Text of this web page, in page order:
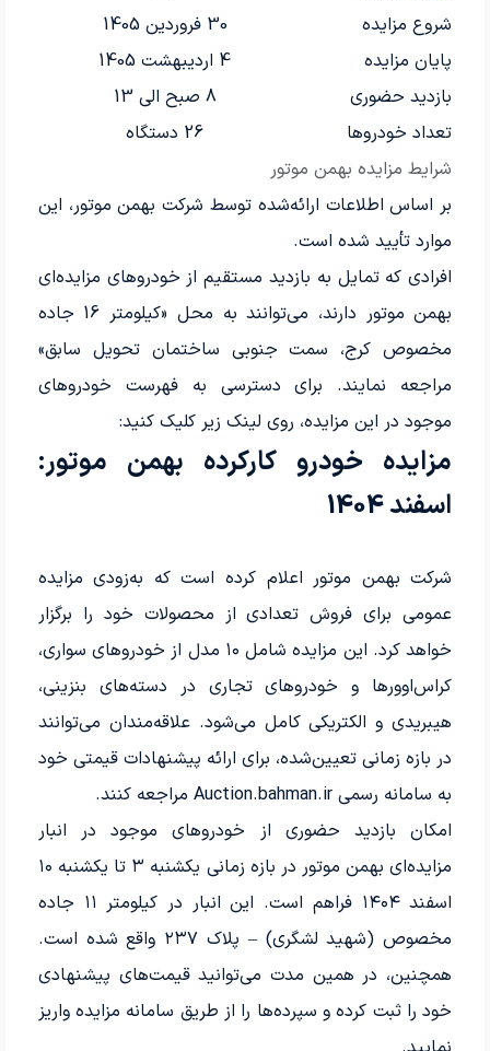
شرایط مزایده بهمن موتور
شروع مزایده
30 فروردین 1405
پایان مزایده
4 اردیبهشت 1405
بازدید حضوری
8 صبح الی 13
تعداد خودروها
26 دستگاه
بر اساس اطلاعات ارائه‌شده توسط شرکت بهمن موتور، این
موارد تأیید شده است.
افرادی که تمایل به بازدید مستقیم از خودروهای مزایده‌ای
بهمن موتور دارند، می‌توانند به محل «کیلومتر 16 جاده
مخصوص کرج، سمت جنوبی ساختمان تحویل سابق»
مراجعه نمایند. برای دسترسی به فهرست خودروهای
موجود در این مزایده، روی لینک زیر کلیک کنید:
مزایده خودرو کارکرده بهمن موتور:
اسفند 1404
شرکت بهمن موتور اعلام کرده است که به‌زودی مزایده
عمومی برای فروش تعدادی از محصولات خود را برگزار
خواهد کرد. این مزایده شامل ۱۰ مدل از خودروهای سواری،
کراس‌اوورها و خودروهای تجاری در دسته‌های بنزینی،
هیبریدی و الکتریکی کامل می‌شود. علاقه‌مندان می‌توانند
در بازه زمانی تعیین‌شده، برای ارائه پیشنهادات قیمتی خود
به سامانه رسمی Auction.bahman.ir مراجعه کنند.
امکان بازدید حضوری از خودروهای موجود در انبار
مزایده‌ای بهمن موتور در بازه زمانی یکشنبه ۳ تا یکشنبه ۱۰
اسفند ۱۴۰۴ فراهم است. این انبار در کیلومتر ۱۱ جاده
مخصوص (شهید لشگری) – پلاک ۲۳۷ واقع شده است.
همچنین، در همین مدت می‌توانید قیمت‌های پیشنهادی
خود را ثبت کرده و سپرده‌ها را از طریق سامانه مزایده واریز